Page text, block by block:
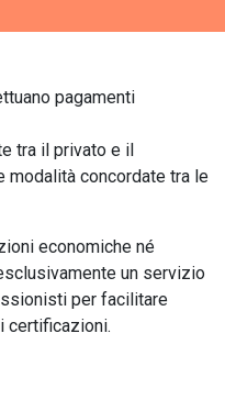
pagamenti
tra il privato e il
concordate tra le
economiche né
un servizio
per facilitare
certificazioni.